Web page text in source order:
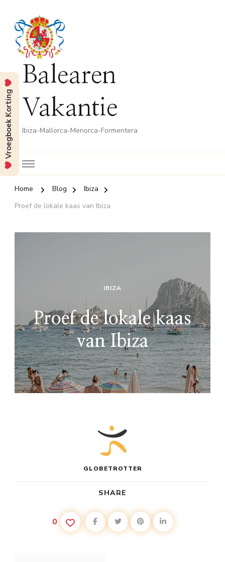
Balearen
Vakantie
Ibiza-Mallorca-Menorca-Formentera
Home Blog
Ibiza
Proef de lokale kaas van Ibiza
IBIZA
Proef de lokale kaas
van Ibiza
GLOBETROTTER
SHARE
0
Vroegboek Korting